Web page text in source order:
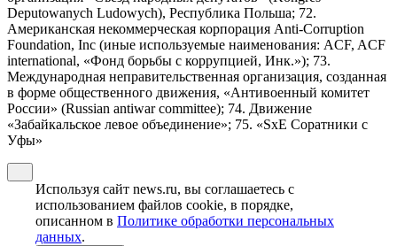
Deputowanych Ludowych), Республика Польша; 72.
Американская некоммерческая корпорация Anti-Corruption
Foundation, Inc (иные используемые наименования: ACF, ACF
international, «Фонд борьбы с коррупцией, Инк.»); 73.
Международная неправительственная организация, созданная
в форме общественного движения, «Антивоенный комитет
России» (Russian antiwar committee); 74. Движение
«Забайкальское левое объединение»; 75. «SxE Соратники с
Уфы»
Используя сайт news.ru, вы соглашаетесь с
использованием файлов cookie, в порядке,
описанном в Политике обработки персональных
данных.